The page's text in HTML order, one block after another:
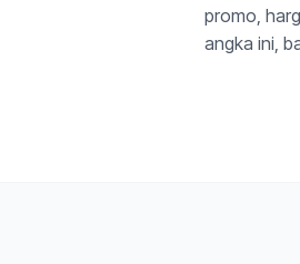
promo,
angka ini,